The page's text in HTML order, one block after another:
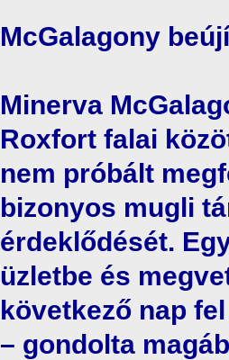
McGalagony
Minerva
Roxfort falai
nem próbált
bizonyos mugli
érdeklődését.
üzletbe és
következő nap
– gondolta